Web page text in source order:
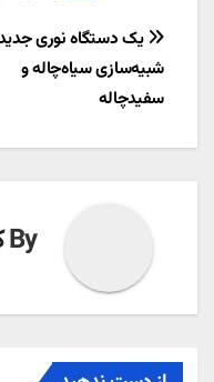
راهبری
نوشته
یک دستگاه نوری
شبیه‌سازی سیاه‌چاله و
سفیدچاله
By